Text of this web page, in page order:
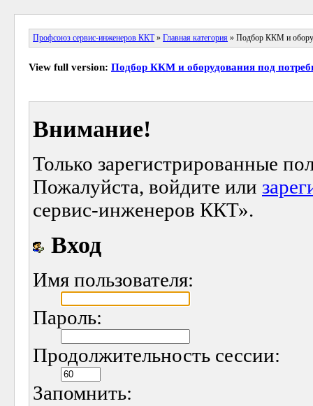
Профсоюз сервис-инженеров ККТ» Главная категория » Подбор ККМ и
View full version: Подбор ККМ и оборудования под
Внимание!
Только зарегистрированные
Пожалуйста, войдите или
сервис-инженеров ККТ».
Вход
Имя пользователя:
Пароль:
Продолжительность сессии:
Запомнить: